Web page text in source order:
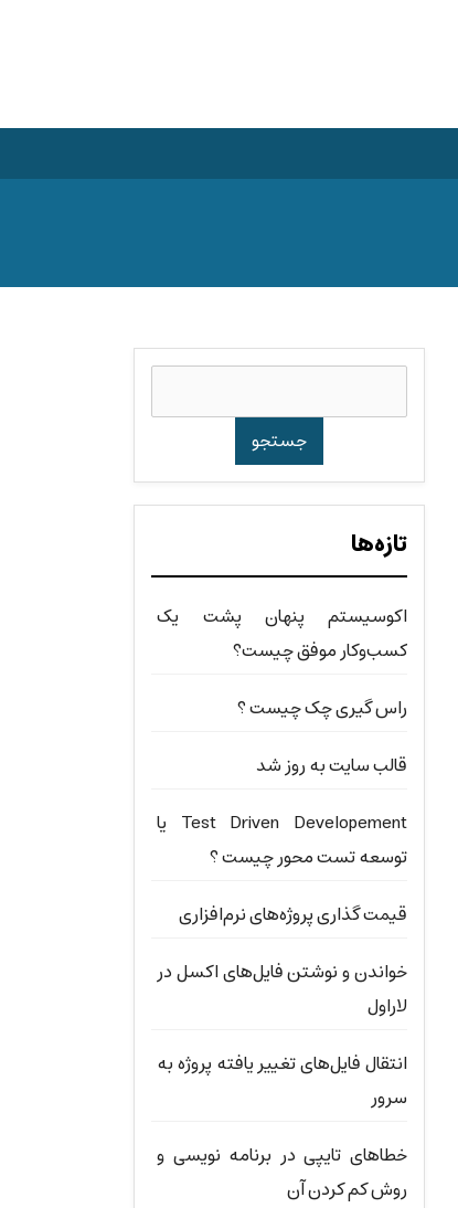
برای:
تازه‌ها
اکوسیستم پنهان پشت یک
کسب‌وکار موفق چیست؟
راس گیری چک چیست ؟
قالب سایت به روز شد
Test Driven Developement یا
توسعه تست محور چیست ؟
قیمت گذاری پروژه‌های نرم‌افزاری
خواندن و نوشتن فایل‌های اکسل در
لاراول
انتقال فایل‌های تغییر یافته پروژه به
سرور
خطاهای تایپی در برنامه نویسی و
روش کم کردن آن